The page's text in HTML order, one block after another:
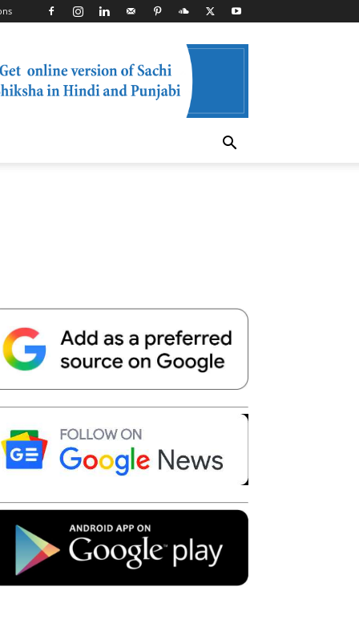
Telegram Copy URL